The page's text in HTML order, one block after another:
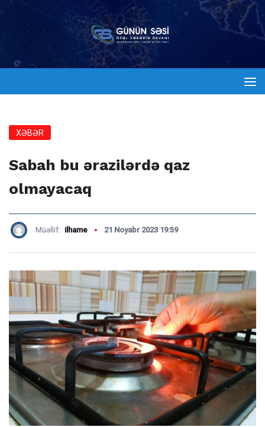
XƏBƏR
Sabah bu ərazilərdə qaz
olmayacaq
Müəllif: ilhame 21 Noyabr 2023 19:59